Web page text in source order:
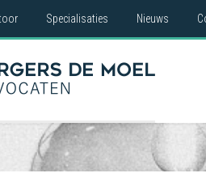
Specialisaties Nieuws